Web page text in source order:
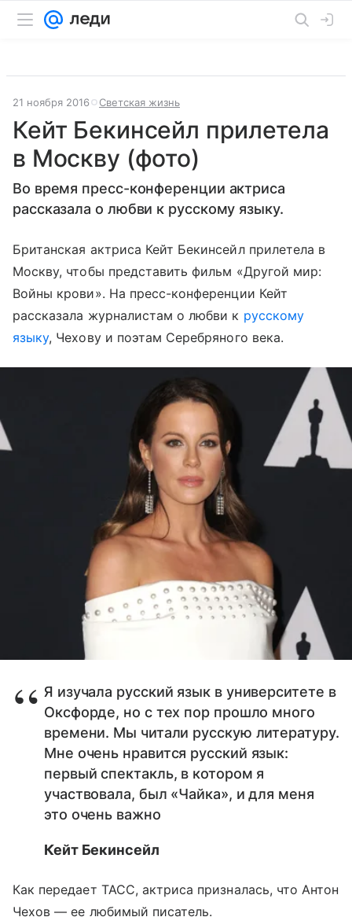
21 ноября 2016 Светская жизнь
Кейт Бекинсейл прилетела
в Москву (фото)
Во время пресс-конференции актриса
рассказала о любви к русскому языку.
Британская актриса Кейт Бекинсейл прилетела в
Москву, чтобы представить фильм «Другой мир:
Войны крови». На пресс-конференции Кейт
рассказала журналистам о любви к русскому
языку, Чехову и поэтам Серебряного века.
Я изучала русский язык в университете в
Оксфорде, но с тех пор прошло много
времени. Мы читали русскую литературу.
Мне очень нравится русский язык:
первый спектакль, в котором я
участвовала, был «Чайка», и для меня
это очень важно
Кейт Бекинсейл
Как передает ТАСС, актриса призналась, что Антон
Чехов— ее любимый писатель.